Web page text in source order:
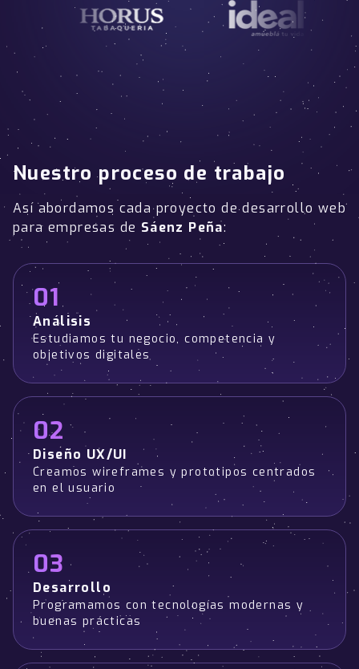
Nuestro proceso de trabajo
Así abordamos cada proyecto de desarrollo web
para empresas de Sáenz Peña:
01
Análisis
Estudiamos tu negocio, competencia y
objetivos digitales
02
Diseño UX/UI
Creamos wireframes y prototipos centrados
en el usuario
03
Desarrollo
Programamos con tecnologías modernas y
buenas prácticas